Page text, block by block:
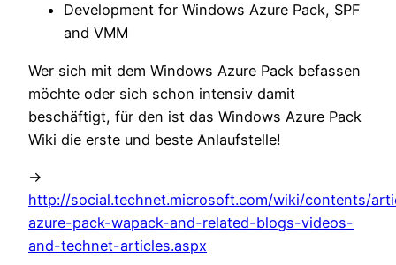
Development for Windows Azure Pack, SPF
and VMM
Wer sich mit dem Windows Azure Pack befassen
möchte oder sich schon intensiv damit
beschäftigt, für den ist das Windows Azure Pack
Wiki die erste und beste Anlaufstelle!
->
http://social.technet.microsoft.com/wiki/contents/
azure-pack-wapack-and-related-blogs-videos-
and-technet-articles.aspx